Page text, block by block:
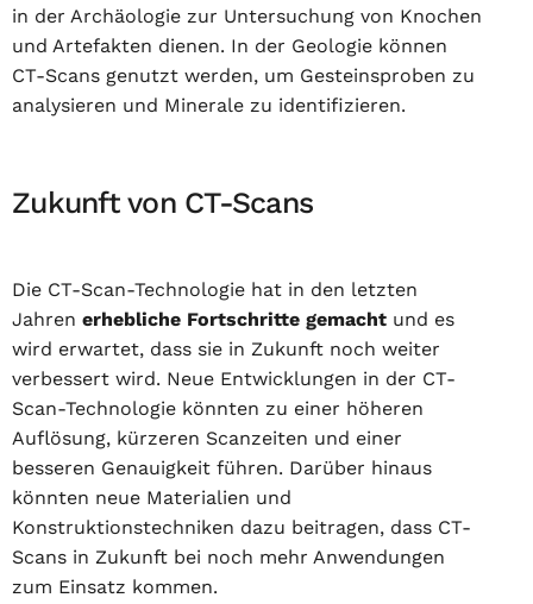
in der Archäologie zur Untersuchung von Knochen
und Artefakten dienen. In der Geologie können
CT-Scans genutzt werden, um Gesteinsproben zu
analysieren und Minerale zu identifizieren.
Zukunft von CT-Scans
Die CT-Scan-Technologie hat in den letzten
Jahren erhebliche Fortschritte gemacht und es
wird erwartet, dass sie in Zukunft noch weiter
verbessert wird. Neue Entwicklungen in der CT-
Scan-Technologie könnten zu einer höheren
Auflösung, kürzeren Scanzeiten und einer
besseren Genauigkeit führen. Darüber hinaus
könnten neue Materialien und
Konstruktionstechniken dazu beitragen, dass CT-
Scans in Zukunft bei noch mehr Anwendungen
zum Einsatz kommen.